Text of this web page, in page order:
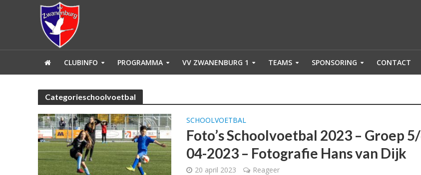
CLUBINFO PROGRAMMA VV ZWANENBURG 1 TEAMS SPONSORING CONTACT
Categorieschoolvoetbal
SCHOOLVOETBAL
Foto’s Schoolvoetbal 2023 – Groep
04-2023 – Fotografie Hans van Dijk
20 april 2023 Reageer